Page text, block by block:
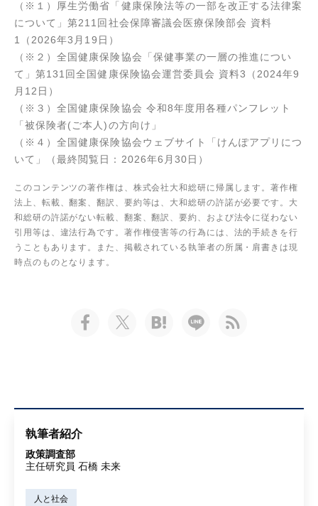
（※１）厚生労働省「健康保険法等の一部を改正する法律案
について」第211回社会保障審議会医療保険部会 資料
1（2026年3月19日）
（※２）全国健康保険協会「保健事業の一層の推進につい
て」第131回全国健康保険協会運営委員会 資料3（2024年9
月12日）
（※３）全国健康保険協会 令和8年度用各種パンフレット
「被保険者(ご本人)の方向け」
（※４）全国健康保険協会ウェブサイト「けんぽアプリにつ
いて」（最終閲覧日：2026年6月30日）
このコンテンツの著作権は、株式会社大和総研に帰属します。著作権
法上、転載、翻案、翻訳、要約等は、大和総研の許諾が必要です。大
和総研の許諾がない転載、翻案、翻訳、要約、および法令に従わない
引用等は、違法行為です。著作権侵害等の行為には、法的手続きを行
うこともあります。また、掲載されている執筆者の所属・肩書きは現
時点のものとなります。
執筆者紹介
政策調査部
主任研究員 石橋 未来
人と社会